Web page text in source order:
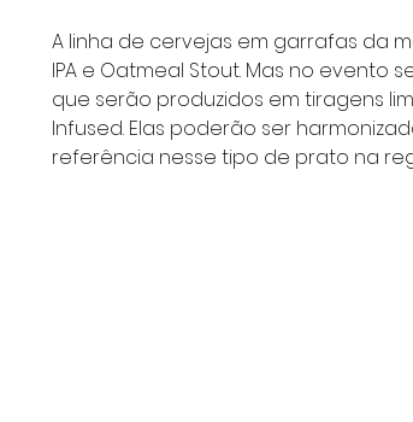
A linha de cervejas em garrafas da
IPA e Oatmeal Stout. Mas no evento
que serão produzidos em tiragens
Infused. Elas poderão ser
referência nesse tipo de prato na